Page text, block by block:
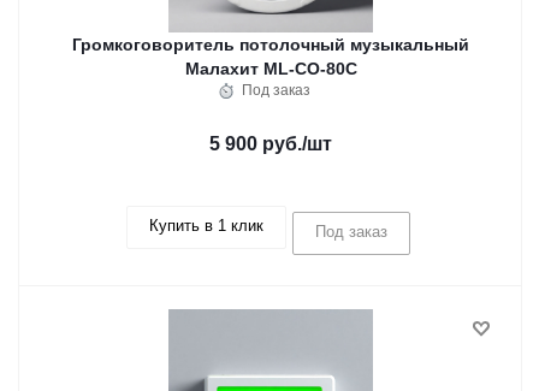
Громкоговоритель потолочный музыкальный
Малахит ML-CO-80C
Под заказ
5 900 руб./шт
Купить в 1 клик Под заказ